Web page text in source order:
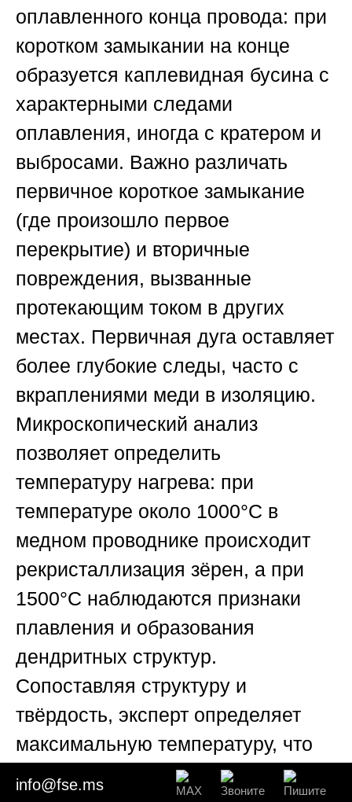
оплавленного конца провода: при
коротком замыкании на конце
образуется каплевидная бусина с
характерными следами
оплавления, иногда с кратером и
выбросами. Важно различать
первичное короткое замыкание
(где произошло первое
перекрытие) и вторичные
повреждения, вызванные
протекающим током в других
местах. Первичная дуга оставляет
более глубокие следы, часто с
вкраплениями меди в изоляцию.
Микроскопический анализ
позволяет определить
температуру нагрева: при
температуре около 1000°C в
медном проводнике происходит
рекристаллизация зёрен, а при
1500°C наблюдаются признаки
плавления и образования
дендритных структур.
Сопоставляя структуру и
твёрдость, эксперт определяет
максимальную температуру, что
критично для оценки энергии
info@fse.ms